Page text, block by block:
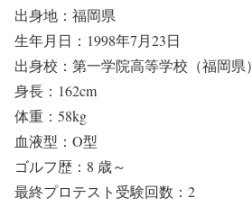
出身地：福岡県
生年月日：1998年7月23日
出身校：第一学院高等学校（福岡県）
身長：162cm
体重：58kg
血液型：O型
ゴルフ歴：8 歳～
最終プロテスト受験回数：2